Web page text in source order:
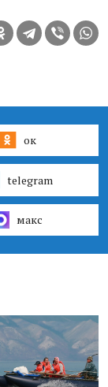
ок
telegram
макс